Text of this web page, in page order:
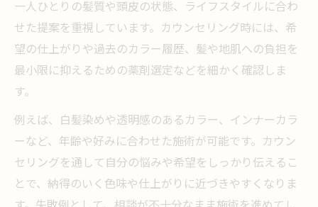
一人ひとりの髪質や頭皮の状態、ライフスタイルに合わ
せた提案を重視しています。カウンセリング時には、希
望の仕上がりや過去のカラー履歴、髪や地肌への負担を
最小限に抑えるための薬剤選定などを細かく確認しま
す。
例えば、白髪染めや透明感のあるカラー、インナーカラ
ーなど、年齢や好みに合わせた施術が可能です。カウン
セリングを通して自分の悩みや希望をしっかり伝えるこ
とで、納得のいく色味や仕上がりに近づきやすくなりま